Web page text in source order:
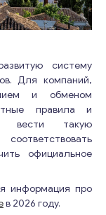
систему
Для компаний,
и обменом
правила и
вести такую
официальное
информация про
в 2026 году.